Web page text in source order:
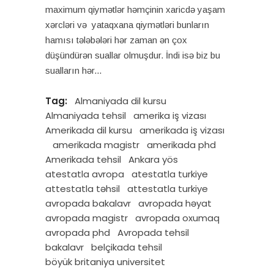
maximum qiymətlər həmçinin xaricdə yaşam
xərcləri və yataqxana qiymətləri bunların
hamısı tələbələri hər zaman ən çox
düşündürən suallar olmuşdur. İndi isə biz bu
sualların hər
Tag:
Almaniyada dil kursu
Almaniyada tehsil
amerika iş vizası
Amerikada dil kursu
amerikada iş vizası
amerikada magistr amerikada phd
Amerikada tehsil
Ankara yös
atestatla avropa
atestatla turkiye
attestatla təhsil
attestatla turkiye
avropada bakalavr avropada həyat
avropada magistr avropada oxumaq
avropada phd
Avropada tehsil
bakalavr belçikada tehsil
böyük britaniya universitet